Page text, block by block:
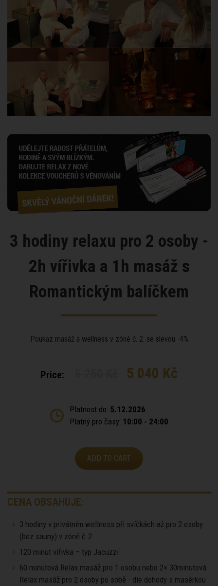
3 hodiny relaxu pro 2 osoby -
2h vířivka a 1h masáž s
Romantickým balíčkem
Poukaz masáž a wellness v zóně č. 2. se slevou -4%
Price: 5 040 Kč
Platnost do: 5.12.2026
Platný pro časy: 10:00 - 24:00
ADD TO CART
CENA OBSAHUJE:
3 hodiny v privátním wellness při svíčkách až pro 2 osoby
(bez sauny) v zóně č.2.
120 minut vířivka – typ Jacuzzi
60 minutová Relax masáž pro 1 osobu nebo 2× 30minutová
Relax masáž pro 2 osoby po sobě - dle dohody s masérkou